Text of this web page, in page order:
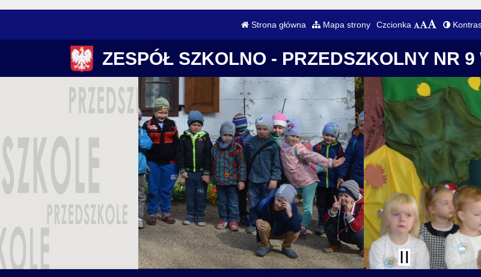
Strona główna Mapa strony Czcionka
ZESPÓŁ SZKOLNO - PRZEDSZKOLNY NR